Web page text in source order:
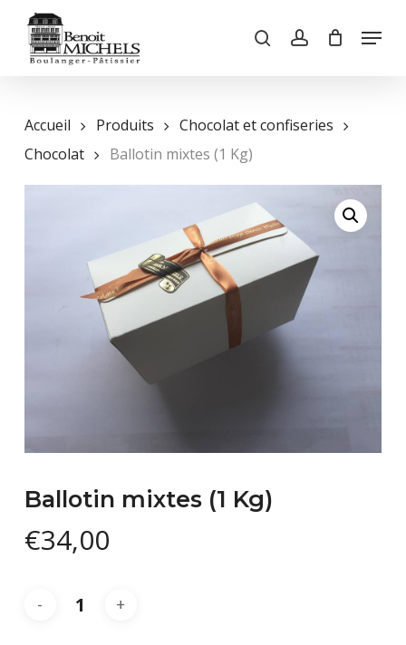
main
searchaccount
Menu
Accueil Produits
Chocolat et confiseries
Chocolat
Ballotin mixtes (1 Kg)
Ballotin mixtes (1 Kg)
€34,00